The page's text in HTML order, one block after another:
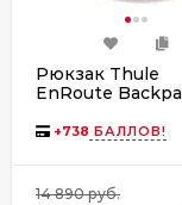
Рюкзак Thule
EnRoute
+738 БАЛЛОВ!
14 890 руб.